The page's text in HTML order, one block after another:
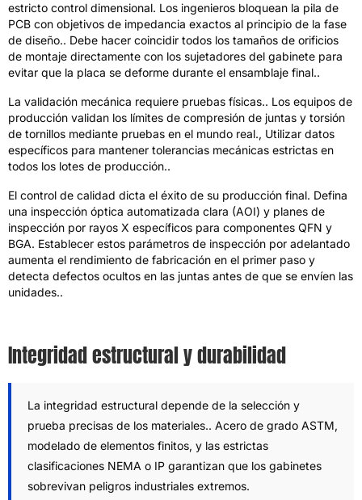
estricto control dimensional. Los ingenieros bloquean la pila de
PCB con objetivos de impedancia exactos al principio de la fase
de diseño.. Debe hacer coincidir todos los tamaños de orificios
de montaje directamente con los sujetadores del gabinete para
evitar que la placa se deforme durante el ensamblaje final..
La validación mecánica requiere pruebas físicas.. Los equipos de
producción validan los límites de compresión de juntas y torsión
de tornillos mediante pruebas en el mundo real., Utilizar datos
específicos para mantener tolerancias mecánicas estrictas en
todos los lotes de producción..
El control de calidad dicta el éxito de su producción final. Defina
una inspección óptica automatizada clara (AOI) y planes de
inspección por rayos X específicos para componentes QFN y
BGA. Establecer estos parámetros de inspección por adelantado
aumenta el rendimiento de fabricación en el primer paso y
detecta defectos ocultos en las juntas antes de que se envíen las
unidades..
Integridad estructural y durabilidad
La integridad estructural depende de la selección y
prueba precisas de los materiales.. Acero de grado ASTM,
modelado de elementos finitos, y las estrictas
clasificaciones NEMA o IP garantizan que los gabinetes
sobrevivan peligros industriales extremos.